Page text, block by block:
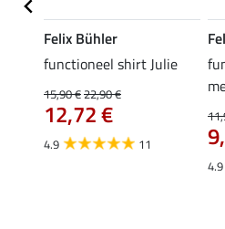
Felix Bühler
functioneel shirt Julie
15,90 €22,90 €
12,72 €
4.9 11
4.9